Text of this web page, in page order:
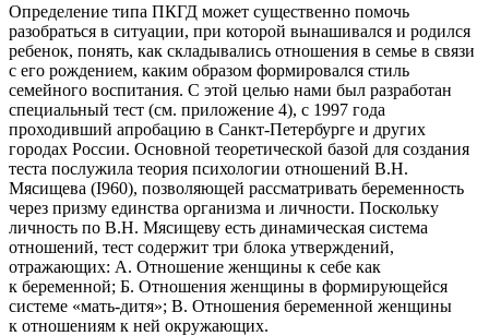
Определение типа ПКГД может существенно помочь
разобраться в ситуации, при которой вынашивался и родился
ребенок, понять, как складывались отношения в семье в связи
с его рождением, каким образом формировался стиль
семейного воспитания. С этой целью нами был разработан
специальный тест (см. приложение 4), с 1997 года
проходивший апробацию в Санкт-Петербурге и других
городах России. Основной теоретической базой для создания
теста послужила теория психологии отношений В.Н.
Мясищева (I960), позволяющей рассматривать беременность
через призму единства организма и личности. Поскольку
личность по В.Н. Мясищеву есть динамическая система
отношений, тест содержит три блока утверждений,
отражающих: А. Отношение женщины к себе как
к беременной; Б. Отношения женщины в формирующейся
системе «мать-дитя»; В. Отношения беременной женщины
к отношениям к ней окружающих.